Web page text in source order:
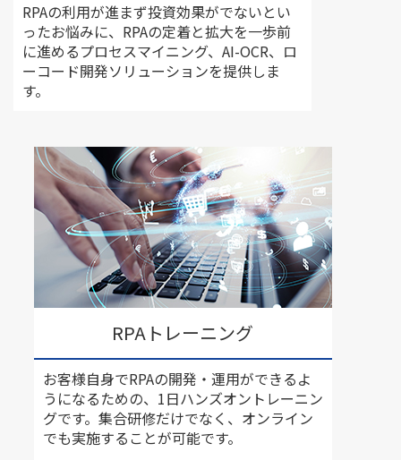
RPAの利用が進まず投資効果がでないとい
ったお悩みに、RPAの定着と拡大を一歩前
に進めるプロセスマイニング、AI-OCR、ロ
ーコード開発ソリューションを提供しま
す。
RPAトレーニング
お客様自身でRPAの開発・運用ができるよ
うになるための、1日ハンズオントレーニン
グです。集合研修だけでなく、オンライン
でも実施することが可能です。